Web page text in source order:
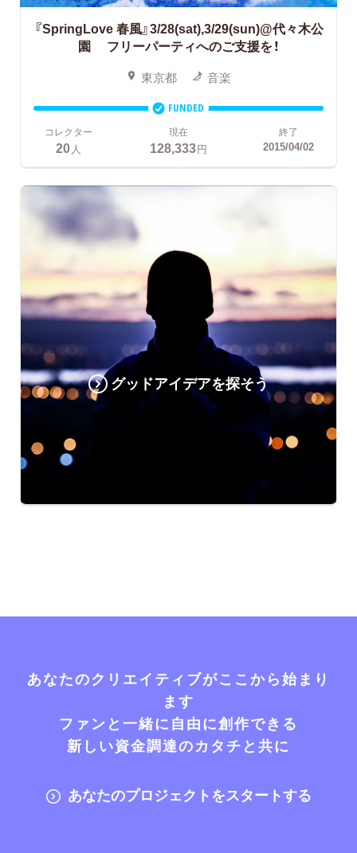
『SpringLove 春風』3/28(sat),3/29(sun)@代々木公
園 フリーパーティへのご支援を！
東京都 音楽
FUNDED
コレクター
20 人
現在
128,333円
終了
2015/04/02
グッドアイデアを探そう
あなたのクリエイティブがここから始まり
ます
ファンと一緒に自由に創作できる
新しい資金調達のカタチと共に
あなたのプロジェクトをスタートする